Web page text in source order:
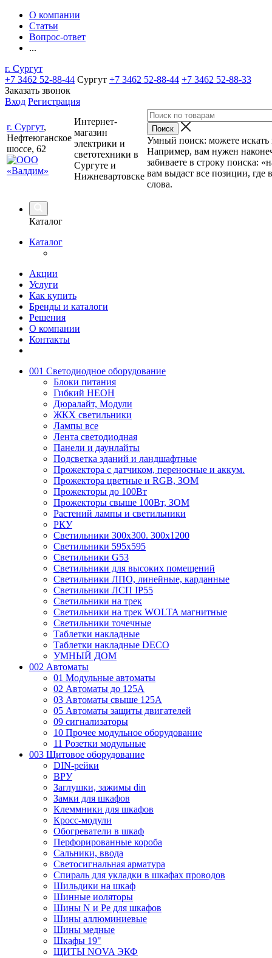
О компании
Статьи
Вопрос-ответ
...
г. Сургут
+7 3462 52-88-44 Сургут +7 3462 52-88-44 +7 3462 52-88-33
Заказать звонок
Вход Регистрация
г. Сургут,
Нефтеюганское
шоссе, 62
Интернет-
магазин
электрики и
светотехники в
Сургуте и
Нижневартовске
Умный поиск: можете искать
Например, вам нужен
забиваете в строку поиска:
вам выдаст все позиции, где
слова.
Каталог
Каталог
Акции
Услуги
Как купить
Бренды и каталоги
Решения
О компании
Контакты
001 Светодиодное оборудование
Блоки питания
Гибкий НЕОН
Дюралайт, Модули
ЖКХ светильники
Лампы все
Лента светодиодная
Панели и даунлайты
Подсветка зданий и ландшафтные
Прожектора с датчиком, переносные и аккум.
Прожектора цветные и RGB, ЗОМ
Прожекторы до 100Вт
Прожекторы свыше 100Вт, ЗОМ
Растений лампы и светильники
РКУ
Светильники 300х300. 300х1200
Светильники 595х595
Светильники G53
Светильники для высоких помещений
Светильники ЛПО, линейные, карданные
Светильники ЛСП IP55
Светильники на трек
Светильники на трек WOLTA магнитные
Светильники точечные
Таблетки накладные
Таблетки накладные DECO
УМНЫЙ ДОМ
002 Автоматы
01 Модульные автоматы
02 Автоматы до 125А
03 Автоматы свыше 125А
05 Автоматы защиты двигателей
09 сигнализаторы
10 Прочее модульное оборудование
11 Розетки модульные
003 Щитовое оборудование
DIN-рейки
ВРУ
Заглушки, зажимы din
Замки для шкафов
Клеммники для шкафов
Кросс-модули
Обогреватели в шкаф
Перфорированные короба
Сальники, ввода
Светосигнальная арматура
Спираль для укладки в шкафах проводов
Шильдики на шкаф
Шинные иоляторы
Шины N и Pe для шкафов
Шины аллюминиевые
Шины медные
Шкафы 19"
ЩИТЫ NOVA ЭКФ